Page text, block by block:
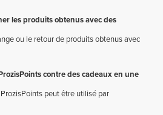
les produits obtenus avec des
ou le retour de produits obtenus avec
contre des cadeaux en une
ProzisPoints peut être utilisé par